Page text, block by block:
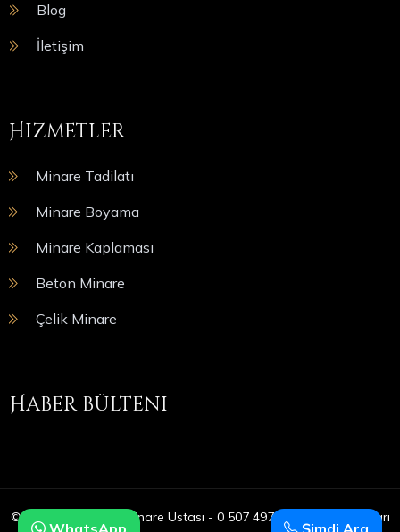
Blog
İletişim
Hizmetler
Minare Tadilatı
Minare Boyama
Minare Kaplaması
Beton Minare
Çelik Minare
Haber bülteni
© Copyright 2025 | Minare Ustası - 0 507 497 05 09 | Tüm Hakları
Şimdi Ara
WhatsApp